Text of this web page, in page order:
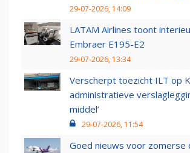
29-07-2026, 14:09
LATAM Airlines toont
Embraer E195-E2
29-07-2026, 13:34
Verscherpt toezicht ILT op
administratieve
middel’
29-07-2026, 11:54
Goed nieuws voor zomerse